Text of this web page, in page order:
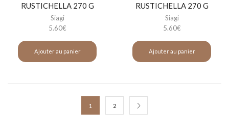
RUSTICHELLA 270 G
Siagi
5.60€
Ajouter au panier
RUSTICHELLA 270 G
Siagi
5.60€
Ajouter au panier
1 2